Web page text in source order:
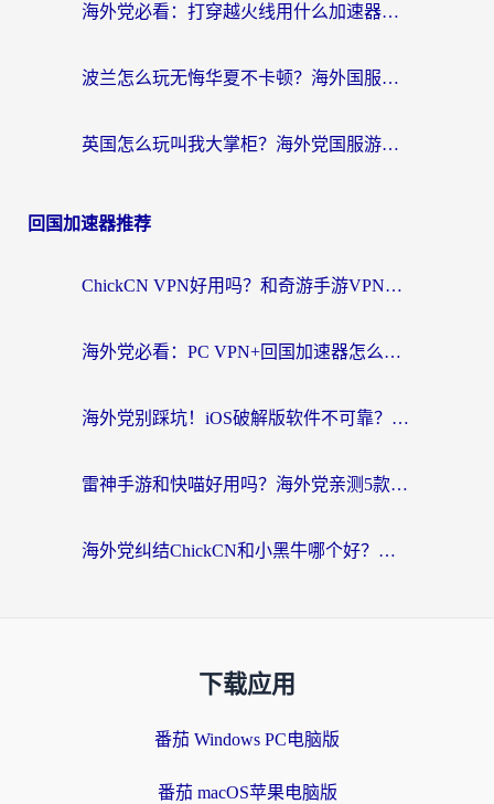
海外党必看：打穿越火线用什么加速器？解决延迟卡顿，还能玩奇妙拼图世界和第五人格
波兰怎么玩无悔华夏不卡顿？海外国服游戏加速器终极指南（附征途2萤火突击解决方案）
英国怎么玩叫我大掌柜？海外党国服游戏加速避坑指南（附实测推荐）
回国加速器推荐
ChickCN VPN好用吗？和奇游手游VPN对比哪个回国效果更好？海外党亲测实用指南
海外党必看：PC VPN+回国加速器怎么选？无缝访问国内资源全攻略
海外党别踩坑！iOS破解版软件不可靠？教你选对回国加速器无缝看国内资源
雷神手游和快喵好用吗？海外党亲测5款回国加速器，附斧牛Bling对比+微信视频号解决办法
海外党纠结ChickCN和小黑牛哪个好？一篇帮你选对回国加速器的实用指南
下载应用
番茄 Windows PC电脑版
番茄 macOS苹果电脑版